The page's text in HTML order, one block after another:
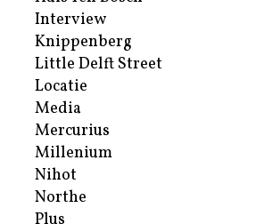
Interview
Knippenberg
Little Delft Street
Locatie
Media
Mercurius
Millenium
Nihot
Northe